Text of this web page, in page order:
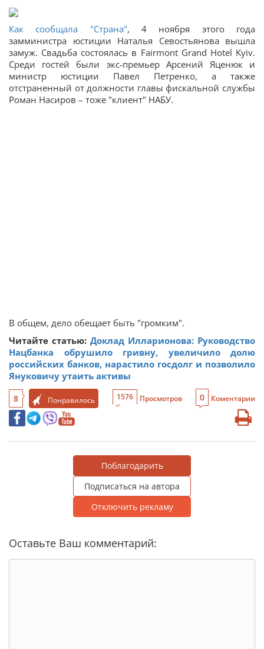
Как сообщала "Страна", 4 ноября этого года
замминистра юстиции Наталья Севостьянова вышла
замуж. Свадьба состоялась в Fairmont Grand Hotel Kyiv.
Среди гостей были экс-премьер Арсений Яценюк и
министр юстиции Павел Петренко, а также
отстраненный от должности главы фискальной службы
Роман Насиров – тоже "клиент" НАБУ.
В общем, дело обещает быть "громким".
Читайте статью: Доклад Илларионова: Руководство
Нацбанка обрушило гривну, увеличило долю
российских банков, нарастило госдолг и позволило
Януковичу утаить активы
8 Понравилось 1576 Просмотров 0 Коментарии
Поблагодарить
Подписаться на автора
Отключить рекламу
Оставьте Ваш комментарий: